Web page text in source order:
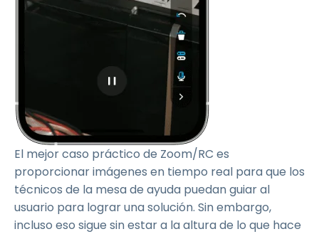
El mejor caso práctico de Zoom/RC es
proporcionar imágenes en tiempo real para que los
técnicos de la mesa de ayuda puedan guiar al
usuario para lograr una solución. Sin embargo,
incluso eso sigue sin estar a la altura de lo que hace